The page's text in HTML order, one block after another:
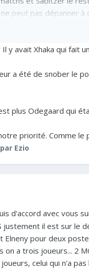
peut pas dépanner à
laissé Partey seul
y avait Xhaka qui fait
a été de snober le
plus Odegaard qui
priorité. Comme
par Ezio
d'accord avec vous
justement il est sur le
Elneny pour deux
a trois joueurs... 2
celui qui n'a